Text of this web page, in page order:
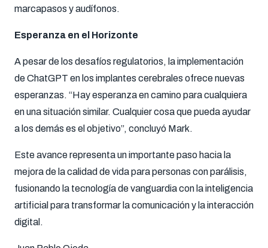
marcapasos y audífonos.
Esperanza en el Horizonte
A pesar de los desafíos regulatorios, la implementación
de ChatGPT en los implantes cerebrales ofrece nuevas
esperanzas. “Hay esperanza en camino para cualquiera
en una situación similar. Cualquier cosa que pueda ayudar
a los demás es el objetivo”, concluyó Mark.
Este avance representa un importante paso hacia la
mejora de la calidad de vida para personas con parálisis,
fusionando la tecnología de vanguardia con la inteligencia
artificial para transformar la comunicación y la interacción
digital.